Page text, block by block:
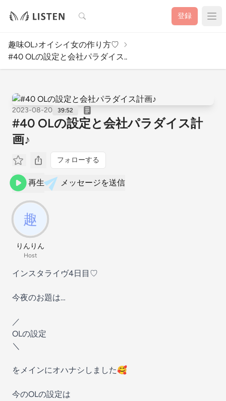
検索 登録
趣味OL♪オイシイ女の作り方♡
#40 OLの設定と会社パラダイス..
2023-08-20 39:52
#40 OLの設定と会社パラダイス計
画♪
フォローする
再生 メッセージを送信
りんりん
Host
インスタライヴ4日目♡
今夜のお題は…
／
OLの設定
＼
をメインにオハナシしました🥰
今のOLの設定は